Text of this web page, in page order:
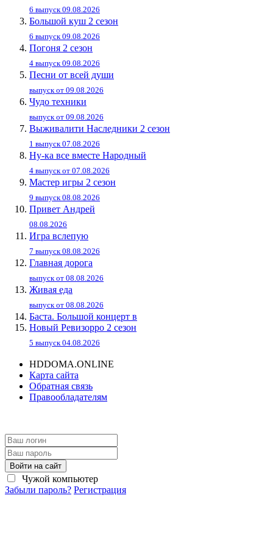
6 выпуск 09.08.2026
Большой куш 2 сезон
6 выпуск 09.08.2026
Погоня 2 сезон
4 выпуск 09.08.2026
Песни от всей души
выпуск от 09.08.2026
Чудо техники
выпуск от 09.08.2026
Выживалити Наследники 2 сезон
1 выпуск 07.08.2026
Ну-ка все вместе Народный
4 выпуск от 07.08.2026
Мастер игры 2 сезон
9 выпуск 08.08.2026
Привет Андpей
08.08.2026
Игра вслепую
7 выпуск 08.08.2026
Главная дорога
выпуск от 08.08.2026
Живaя eдa
выпуск от 08.08.2026
Баста. Большой концерт в
Новый Ревизорро 2 сезон
5 выпуск 04.08.2026
HDDOMA.ONLINE
Карта сайта
Обратная связь
Правообладателям
Войти на сайт
Чужой компьютер
Забыли пароль? Регистрация